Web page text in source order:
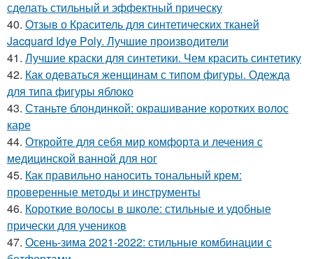
сделать стильный и эффектный прическу
40. Отзыв о Краситель для синтетических тканей
Jacquard Idye Poly. Лучшие производители
41. Лучшие краски для синтетики. Чем красить синтетику
42. Как одеваться женщинам с типом фигуры. Одежда
для типа фигуры яблоко
43. Станьте блондинкой: окрашивание коротких волос
каре
44. Откройте для себя мир комфорта и лечения с
медицинской ванной для ног
45. Как правильно наносить тональный крем:
проверенные методы и инструменты
46. Короткие волосы в школе: стильные и удобные
прически для учеников
47. Осень-зима 2021-2022: стильные комбинации с